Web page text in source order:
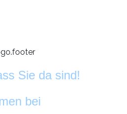
Sie da sind!
bei